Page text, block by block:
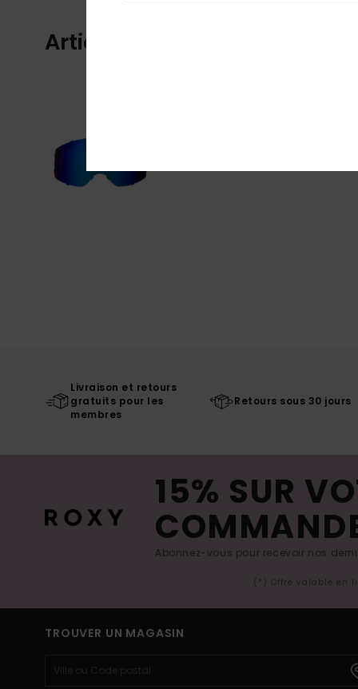
Articles vus récemment
Livraison et retours
gratuits pour les
membres
Retours sous 30 jours
15% SUR
Abonnez-vous pour recevoir nos
(*) Offre valable en
TROUVER UN MAGASIN